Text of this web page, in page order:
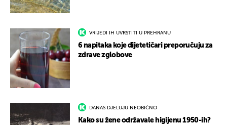
VRIJEDI IH UVRSTITI U PREHRANU
6 napitaka koje dijetetičari preporučuju za
zdrave zglobove
DANAS DJELUJU NEOBIČNO
Kako su žene održavale higijenu 1950-ih?